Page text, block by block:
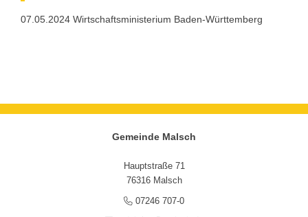
07.05.2024 Wirtschaftsministerium Baden-Württemberg
Gemeinde Malsch
Hauptstraße 71
76316 Malsch
07246 707-0